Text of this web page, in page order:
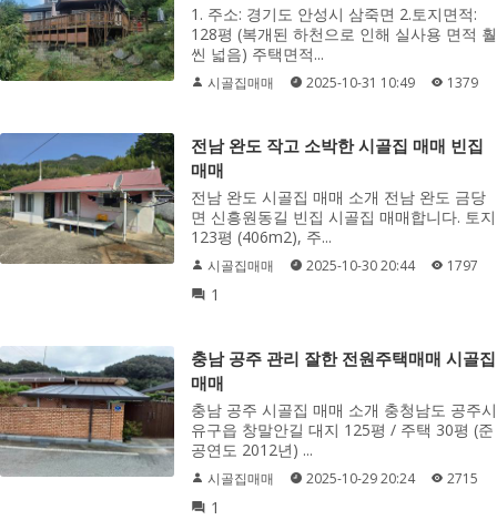
1. 주소: 경기도 안성시 삼죽면 2.토지면적:
128평 (복개된 하천으로 인해 실사용 면적 훨
씬 넓음) 주택면적...
시골집매매 2025-10-31 10:49 1379
전남 완도 작고 소박한 시골집 매매 빈집
매매
전남 완도 시골집 매매 소개 전남 완도 금당
면 신흥원동길 빈집 시골집 매매합니다. 토지
123평 (406m2), 주...
시골집매매 2025-10-30 20:44 1797
1
충남 공주 관리 잘한 전원주택매매 시골집
매매
충남 공주 시골집 매매 소개 충청남도 공주시
유구읍 창말안길 대지 125평 / 주택 30평 (준
공연도 2012년) ...
시골집매매 2025-10-29 20:24 2715
1